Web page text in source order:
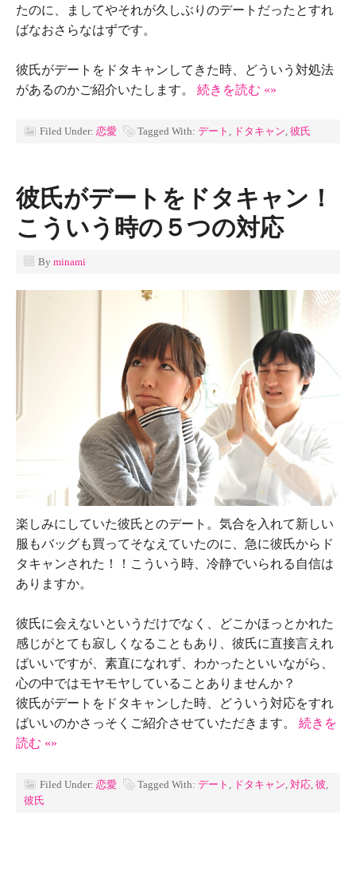
たのに、ましてやそれが久しぶりのデートだったとすれ
ばなおさらなはずです。
彼氏がデートをドタキャンしてきた時、どういう対処法
があるのかご紹介いたします。
続きを読む «»
Filed Under: 恋愛 Tagged With: デート ドタキャン 彼氏
彼氏がデートをドタキャン！
こういう時の５つの対応
By minami
楽しみにしていた彼氏とのデート。気合を入れて新しい
服もバッグも買ってそなえていたのに、急に彼氏からド
タキャンされた！！こういう時、冷静でいられる自信は
ありますか。
彼氏に会えないというだけでなく、どこかほっとかれた
感じがとても寂しくなることもあり、彼氏に直接言えれ
ばいいですが、素直になれず、わかったといいながら、
心の中ではモヤモヤしていることありませんか？
彼氏がデートをドタキャンした時、どういう対応をすれ
ばいいのかさっそくご紹介させていただきます。
続きを
読む «»
Filed Under: 恋愛 Tagged With: デート , ドタキャン, 対応, 彼,
彼氏